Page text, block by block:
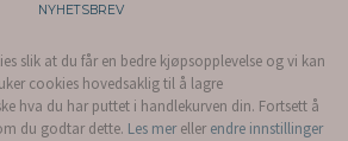
NYHETSBREV
slik at du får en bedre kjøpsopplevelse og vi kan
cookies hovedsaklig til å lagre
hva du har puttet i handlekurven din. Fortsett å
du godtar dette. Les mereller endre innstillinger